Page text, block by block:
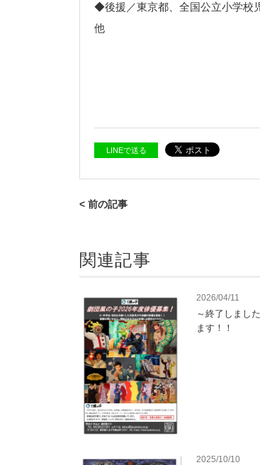
◆後援／東京都、全国公立小学校
他
LINEで送る
< 前の記事
関連記事
2026/04/11
～終了しまし
ます！！
2025/10/10